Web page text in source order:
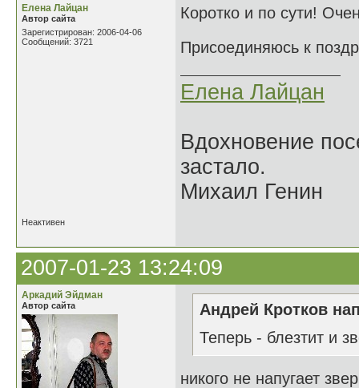
Елена Лайцан
Автор сайта
Зарегистрирован: 2006-04-06
Сообщений: 3721
Коротко и по сути!
Присоединяюсь к
Елена Лайцан
Вдохновение
застало.
Михаил Генин
Неактивен
2007-01-23 13:24:09
Аркадий Эйдман
Автор сайта
Андрей Кротков
Теперь - блезтит и
никого не напугает